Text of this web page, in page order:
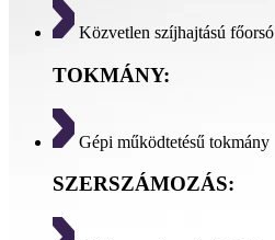
Közvetlen szíjhajtású főorsó
TOKMÁNY:
Gépi működtetésű tokmány
SZERSZÁMOZÁS: